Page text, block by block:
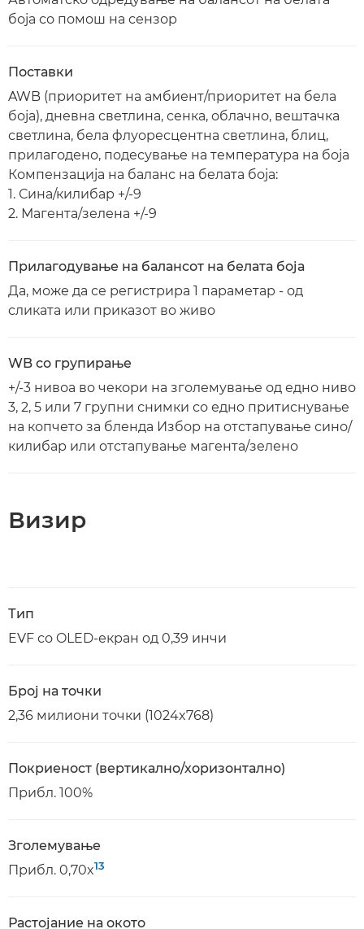
боја со помош на сензор
Поставки
AWB (приоритет на амбиент/приоритет на бела
боја), дневна светлина, сенка, облачно, вештачка
светлина, бела флуоресцентна светлина, блиц,
прилагодено, подесување на температура на боја
Компензација на баланс на белата боја:
1. Сина/килибар +/-9
2. Магента/зелена +/-9
Прилагодување на балансот на белата боја
Да, може да се регистрира 1 параметар - од
сликата или приказот во живо
WB со групирање
+/-3 нивоа во чекори на зголемување од едно ниво
3, 2, 5 или 7 групни снимки со едно притиснување
на копчето за бленда Избор на отстапување сино/
килибар или отстапување магента/зелено
Визир
Тип
EVF со OLED-екран од 0,39 инчи
Број на точки
2,36 милиони точки (1024x768)
Покриеност (вертикално/хоризонтално)
Прибл. 100%
Зголемување
Прибл. 0,70x13
Растојание на окото